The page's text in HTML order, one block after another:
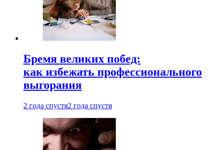
Бремя великих побед:
как избежать профессионального
выгорания
2 года спустя2 года спустя